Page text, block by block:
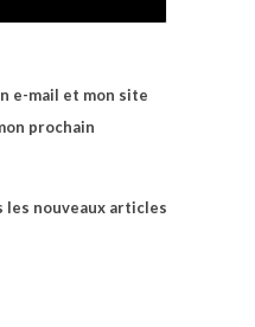
e-mail et mon site
prochain
les nouveaux articles